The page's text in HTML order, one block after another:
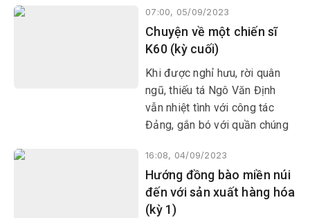
dân vùng đồng bào dân tộc
thiểu số (DTTS) và miền núi
đặc biệt quan tâm.
07:00, 05/09/2023
Chuyện về một chiến sĩ
K60 (kỳ cuối)
Khi được nghỉ hưu, rời quân
ngũ, thiếu tá Ngô Văn Định
vẫn nhiệt tình với công tác
Đảng, gắn bó với quần chúng
sống mới trên quê hương.
16:08, 04/09/2023
Hướng đồng bào miền núi
đến với sản xuất hàng hóa
(kỳ 1)